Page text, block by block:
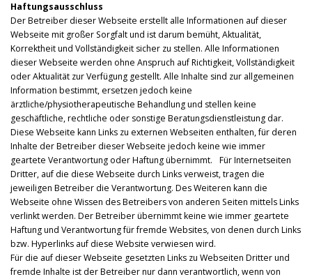
Haftungsausschluss
Der Betreiber dieser Webseite erstellt alle Informationen auf dieser
Webseite mit großer Sorgfalt und ist darum bemüht, Aktualität,
Korrektheit und Vollständigkeit sicher zu stellen. Alle Informationen
dieser Webseite werden ohne Anspruch auf Richtigkeit, Vollständigkeit
oder Aktualität zur Verfügung gestellt. Alle Inhalte sind zur allgemeinen
Information bestimmt, ersetzen jedoch keine
ärztliche/physiotherapeutische Behandlung und stellen keine
geschäftliche, rechtliche oder sonstige Beratungsdienstleistung dar.
Diese Webseite kann Links zu externen Webseiten enthalten, für deren
Inhalte der Betreiber dieser Webseite jedoch keine wie immer
geartete Verantwortung oder Haftung übernimmt. Für Internetseiten
Dritter, auf die diese Webseite durch Links verweist, tragen die
jeweiligen Betreiber die Verantwortung. Des Weiteren kann die
Webseite ohne Wissen des Betreibers von anderen Seiten mittels Links
verlinkt werden. Der Betreiber übernimmt keine wie immer geartete
Haftung und Verantwortung für fremde Websites, von denen durch Links
bzw. Hyperlinks auf diese Website verwiesen wird.
Für die auf dieser Webseite gesetzten Links zu Webseiten Dritter und
fremde Inhalte ist der Betreiber nur dann verantwortlich, wenn von